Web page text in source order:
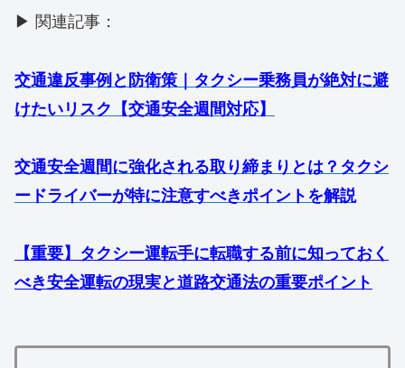
▶ 関連記事：
交通違反事例と防衛策｜タクシー乗務員が絶対に避
けたいリスク【交通安全週間対応】
交通安全週間に強化される取り締まりとは？タクシ
ードライバーが特に注意すべきポイントを解説
【重要】タクシー運転手に転職する前に知っておく
べき安全運転の現実と道路交通法の重要ポイント